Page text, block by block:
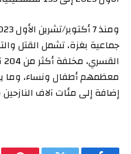
جماعية بغزة، تشمل القتل
إضافة إلى مئات آلاف